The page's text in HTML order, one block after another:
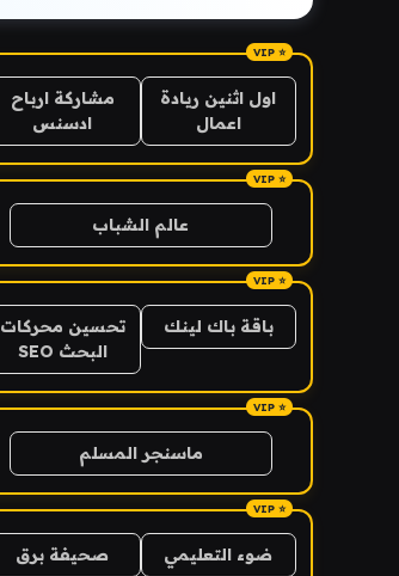
اول اثنين ريادة
اعمال
مشاركة ارباح
ادسنس
عالم الشباب
باقة باك لينك
تحسين محركات
البحث SEO
ماسنجر المسلم
ضوء التعليمي صحيفة برق